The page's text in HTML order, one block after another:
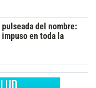
del nombre:
impuso en toda la